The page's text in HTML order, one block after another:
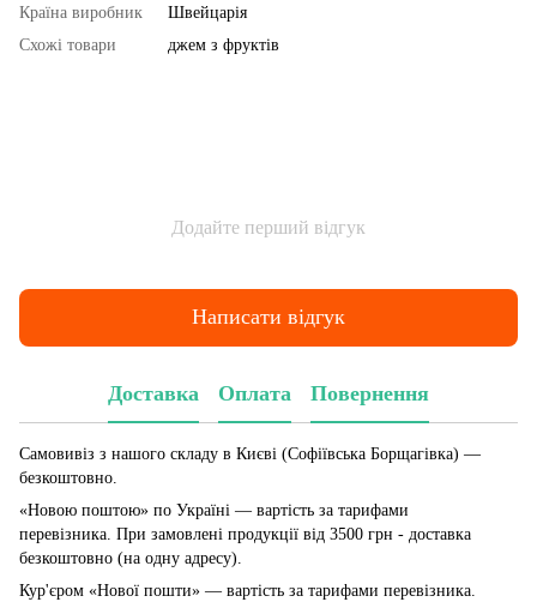
Країна виробник
Швейцарія
Схожі товари
джем з фруктів
Додайте перший відгук
Написати відгук
Доставка Оплата Повернення
Самовивіз з нашого складу в Києві (Софіївська Борщагівка) —
безкоштовно.
«Новою поштою» по Україні — вартість за тарифами
перевізника. При замовлені продукції від 3500 грн - доставка
безкоштовно (на одну адресу).
Кур'єром «Нової пошти» — вартість за тарифами перевізника.